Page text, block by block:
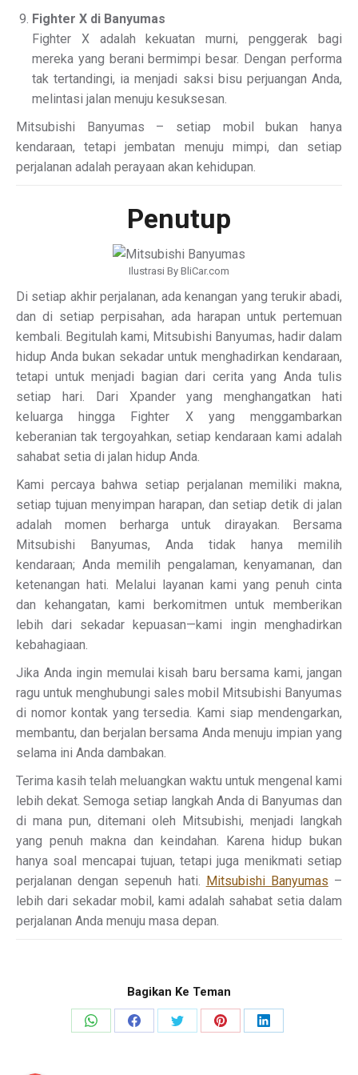
Fighter X di Banyumas
Fighter X adalah kekuatan murni, penggerak bagi
mereka yang berani bermimpi besar. Dengan performa
tak tertandingi, ia menjadi saksi bisu perjuangan Anda,
melintasi jalan menuju kesuksesan.
Mitsubishi Banyumas – setiap mobil bukan hanya
kendaraan, tetapi jembatan menuju mimpi, dan setiap
perjalanan adalah perayaan akan kehidupan.
Penutup
Ilustrasi By BliCar.com
Di setiap akhir perjalanan, ada kenangan yang terukir abadi,
dan di setiap perpisahan, ada harapan untuk pertemuan
kembali. Begitulah kami, Mitsubishi Banyumas, hadir dalam
hidup Anda bukan sekadar untuk menghadirkan kendaraan,
tetapi untuk menjadi bagian dari cerita yang Anda tulis
setiap hari. Dari Xpander yang menghangatkan hati
keluarga hingga Fighter X yang menggambarkan
keberanian tak tergoyahkan, setiap kendaraan kami adalah
sahabat setia di jalan hidup Anda.
Kami percaya bahwa setiap perjalanan memiliki makna,
setiap tujuan menyimpan harapan, dan setiap detik di jalan
adalah momen berharga untuk dirayakan. Bersama
Mitsubishi Banyumas, Anda tidak hanya memilih
kendaraan; Anda memilih pengalaman, kenyamanan, dan
ketenangan hati. Melalui layanan kami yang penuh cinta
dan kehangatan, kami berkomitmen untuk memberikan
lebih dari sekadar kepuasan—kami ingin menghadirkan
kebahagiaan.
Jika Anda ingin memulai kisah baru bersama kami, jangan
ragu untuk menghubungi sales mobil Mitsubishi Banyumas
di nomor kontak yang tersedia. Kami siap mendengarkan,
membantu, dan berjalan bersama Anda menuju impian yang
selama ini Anda dambakan.
Terima kasih telah meluangkan waktu untuk mengenal kami
lebih dekat. Semoga setiap langkah Anda di Banyumas dan
di mana pun, ditemani oleh Mitsubishi, menjadi langkah
yang penuh makna dan keindahan. Karena hidup bukan
hanya soal mencapai tujuan, tetapi juga menikmati setiap
perjalanan dengan sepenuh hati. Mitsubishi Banyumas –
lebih dari sekadar mobil, kami adalah sahabat setia dalam
perjalanan Anda menuju masa depan.
Bagikan Ke Teman
Share
Share
Share
Share
Share